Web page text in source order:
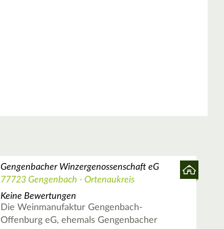
Gengenbacher Winzergenossenschaft eG
77723 Gengenbach - Ortenaukreis
Keine Bewertungen
Die Weinmanufaktur Gengenbach-
Offenburg eG, ehemals Gengenbacher